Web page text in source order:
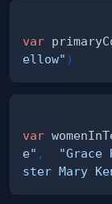
var
ellow" )
var
e" , "Grace
ster Mary